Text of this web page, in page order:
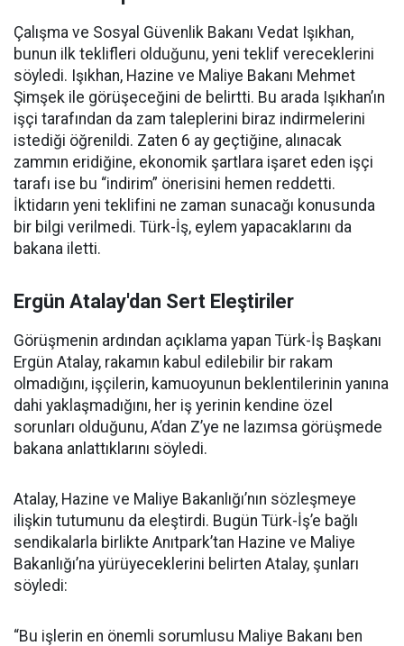
Çalışma ve Sosyal Güvenlik Bakanı Vedat Işıkhan,
bunun ilk teklifleri olduğunu, yeni teklif vereceklerini
söyledi. Işıkhan, Hazine ve Maliye Bakanı Mehmet
Şimşek ile görüşeceğini de belirtti. Bu arada Işıkhan’ın
işçi tarafından da zam taleplerini biraz indirmelerini
istediği öğrenildi. Zaten 6 ay geçtiğine, alınacak
zammın eridiğine, ekonomik şartlara işaret eden işçi
tarafı ise bu “indirim” önerisini hemen reddetti.
İktidarın yeni teklifini ne zaman sunacağı konusunda
bir bilgi verilmedi. Türk-İş, eylem yapacaklarını da
bakana iletti.
Ergün Atalay'dan Sert Eleştiriler
Görüşmenin ardından açıklama yapan Türk-İş Başkanı
Ergün Atalay, rakamın kabul edilebilir bir rakam
olmadığını, işçilerin, kamuoyunun beklentilerinin yanına
dahi yaklaşmadığını, her iş yerinin kendine özel
sorunları olduğunu, A’dan Z’ye ne lazımsa görüşmede
bakana anlattıklarını söyledi.
Atalay, Hazine ve Maliye Bakanlığı’nın sözleşmeye
ilişkin tutumunu da eleştirdi. Bugün Türk-İş’e bağlı
sendikalarla birlikte Anıtpark’tan Hazine ve Maliye
Bakanlığı’na yürüyeceklerini belirten Atalay, şunları
söyledi:
“Bu işlerin en önemli sorumlusu Maliye Bakanı ben